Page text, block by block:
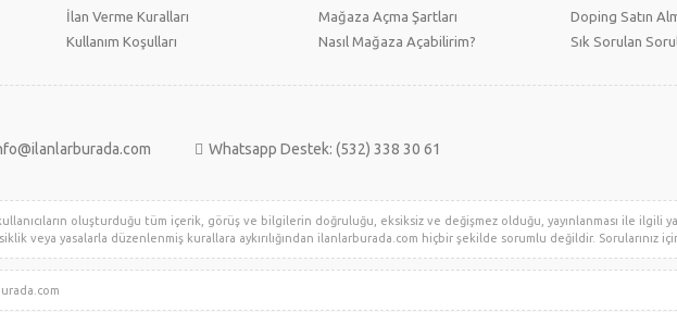
İlan Verme Kuralları
Kullanım Koşulları
Mağaza Açma Şartları
Nasıl Mağaza Açabilirim?
Doping Satın
Sık Sorulan
Whatsapp Destek: (532) 338 30 61
oluşturduğu tüm içerik, görüş ve bilgilerin doğruluğu, eksiksiz ve değişmez olduğu, yayınlanması ile ilgili
veya yasalarla düzenlenmiş kurallara aykırılığından ilanlarburada.com hiçbir şekilde sorumlu değildir. Sorularınız